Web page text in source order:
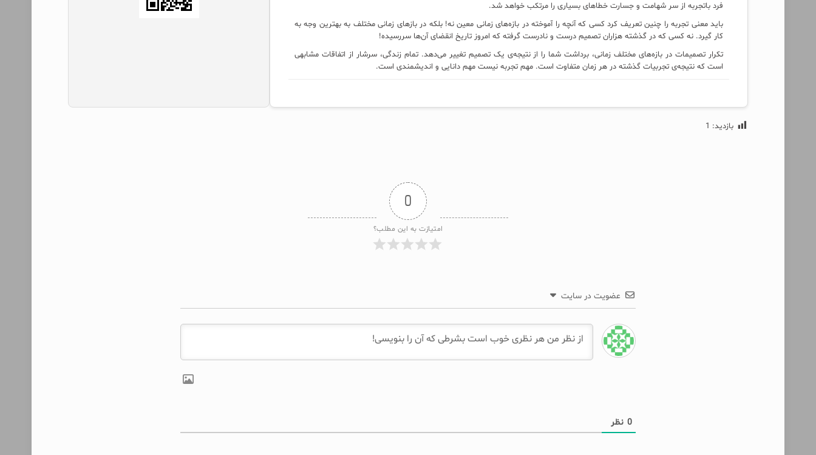
فرد باتجربه از سر شهامت و جسارت خطاهای بسیاری را مرتکب خواهد شد.
باید معنی تجربه را چنین تعریف کرد کسی که آنچه را آموخته در بازه‌های زمانی معین نه! بلکه در بازهای زمانی مختلف به بهترین وجه به
کار گیرد. نه کسی که در گذشته هزاران تصمیم درست و نادرست گرفته که امروز تاریخ انقضای آن‌ها سررسیده!
تکرار تصمیمات در بازه‌های مختلف زمانی، برداشت شما را از نتیجه‌ی یک تصمیم تغییر می‌دهد. تمام زندگی، سرشار از اتفاقات مشابهی
است که نتیجه‌ی تجربیات گذشته در هر زمان متفاوت است. مهم تجربه نیست مهم دانایی و اندیشمندی است.
بازدید: 1
0
امتیازت به این مطلب؟
عضویت در سایت
0نظر